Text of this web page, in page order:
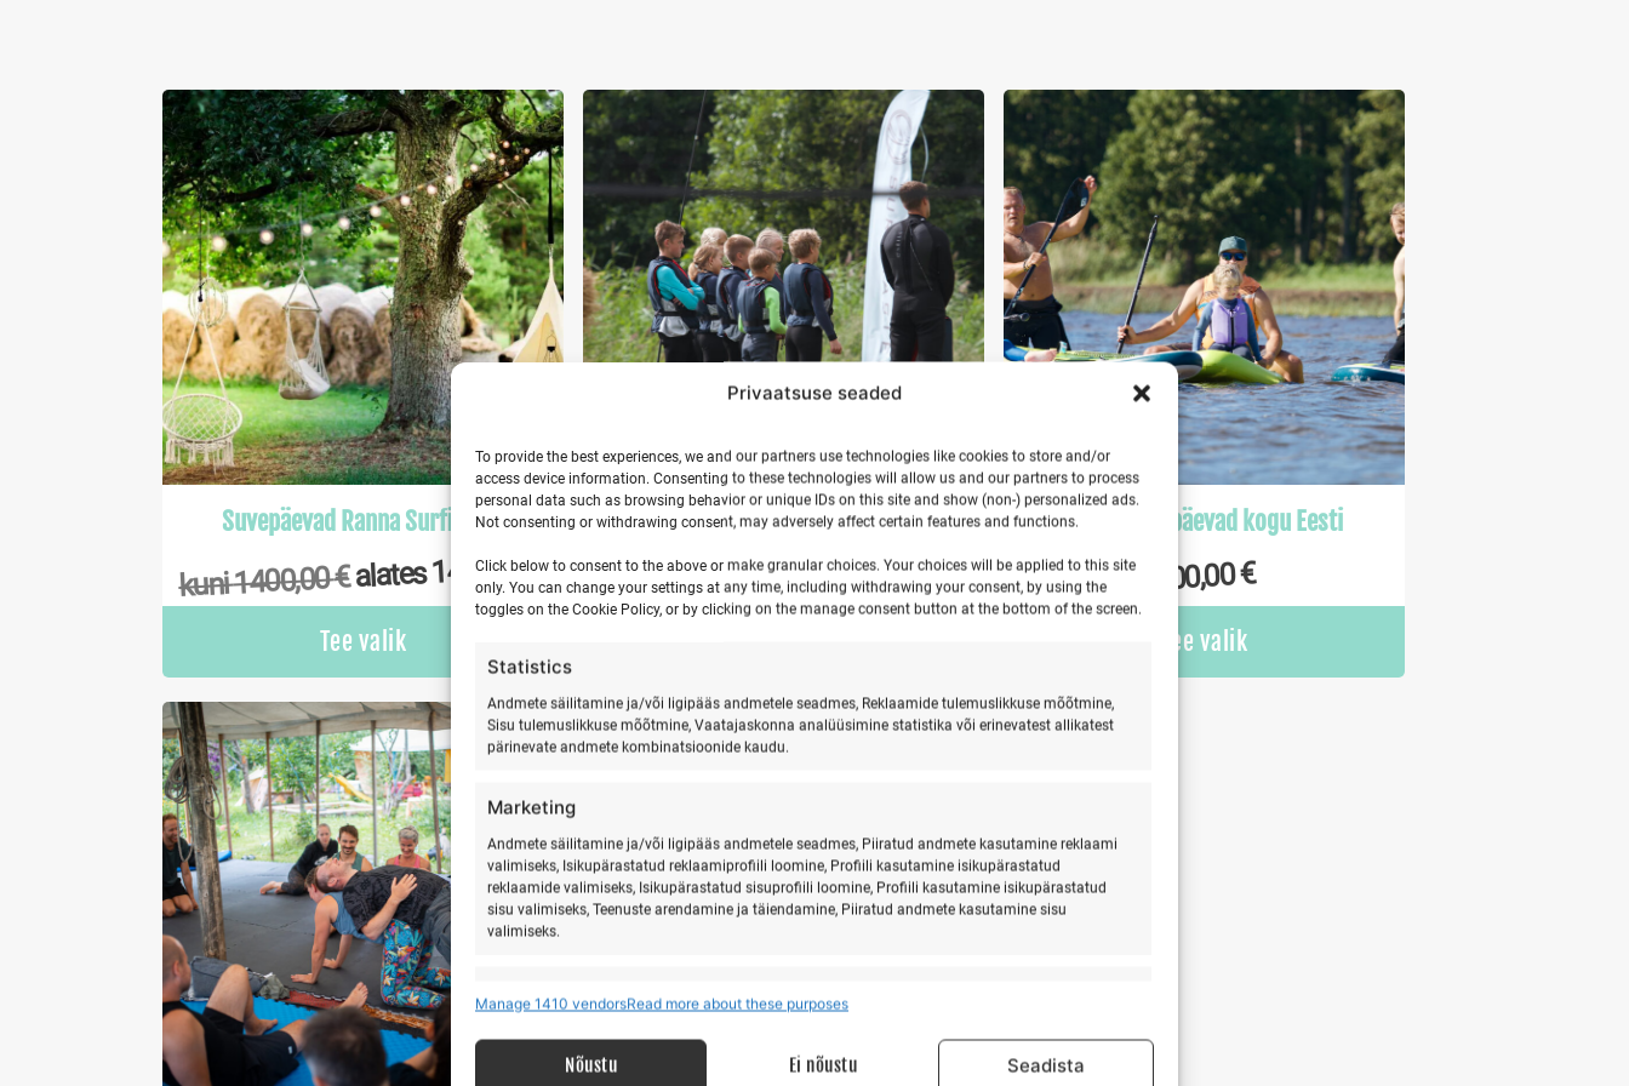
Privaatsuse seaded
To provide the best experiences, we and our partners use technologies like cookies to store and/or
access device information. Consenting to these technologies will allow us and our partners to process
personal data such as browsing behavior or unique IDs on this site and show (non-) personalized ads.
Not consenting or withdrawing consent, may adversely affect certain features and functions.
Click below to consent to the above or make granular choices. Your choices will be applied to this site
only. You can change your settings at any time, including withdrawing your consent, by using the
toggles on the Cookie Policy, or by clicking on the manage consent button at the bottom of the screen.
Statistics
Andmete säilitamine ja/või ligipääs andmetele seadmes, Reklaamide tulemuslikkuse mõõtmine,
Sisu tulemuslikkuse mõõtmine, Vaatajaskonna analüüsimine statistika või erinevatest allikatest
pärinevate andmete kombinatsioonide kaudu.
Marketing
Andmete säilitamine ja/või ligipääs andmetele seadmes, Piiratud andmete kasutamine reklaami
valimiseks, Isikupärastatud reklaamiprofiili loomine, Profiili kasutamine isikupärastatud
reklaamide valimiseks, Isikupärastatud sisuprofiili loomine, Profiili kasutamine isikupärastatud
sisu valimiseks, Teenuste arendamine ja täiendamine, Piiratud andmete kasutamine sisu
valimiseks.
seostamine, Seadmete tuvastamine automaatselt edastatud andmete põhjal.
Manage 1410 vendorsRead more about these purposes
Nõustu Ei nõustu Seadista
Suvepäevad Ranna Surfikülas
kuni1400,00€alates1400,00€
Tee valik
This
has
multiple
variants.
may
be
chosen
on
page
Kooligrupid Ranna Surfikülas
kuni550,00€alates550,00€
This
multiple
variants.
be
chosen
on
Firma suvepäevad kogu Eesti
800,00€
Tee valik